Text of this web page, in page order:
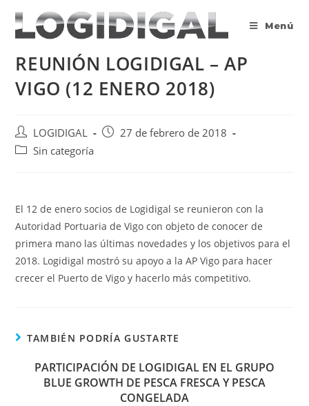
contenido
Menú
REUNIÓN LOGIDIGAL – AP
VIGO (12 ENERO 2018)
Autor
de
LOGIDIGAL
Publicación
27 de febrero de 2018
Categoría
Sin categoría
El 12 de enero socios de Logidigal se reunieron con la
Autoridad Portuaria de Vigo con objeto de conocer de
primera mano las últimas novedades y los objetivos para el
2018. Logidigal mostró su apoyo a la AP Vigo para hacer
crecer el Puerto de Vigo y hacerlo más competitivo.
TAMBIÉN PODRÍA GUSTARTE
PARTICIPACIÓN DE LOGIDIGAL EN EL GRUPO
BLUE GROWTH DE PESCA FRESCA Y PESCA
CONGELADA